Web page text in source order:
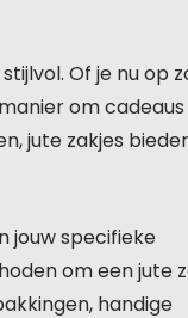
Of je nu op
om
jute zakjes
jouw specifieke
om een jute
handige